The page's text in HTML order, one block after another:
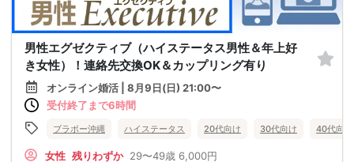
男性エグゼクティブ（ハイステータス男性＆年上好
き女性）！連絡先交換OK＆カップリング有り
オンライン婚活 | 8月9日(日) 21:00〜
受付終了まで6時間
ブラボー沖縄 ハイステータス 20代向け 30代向け 40代向け
女性 残りわずか 29〜49歳 6,000円